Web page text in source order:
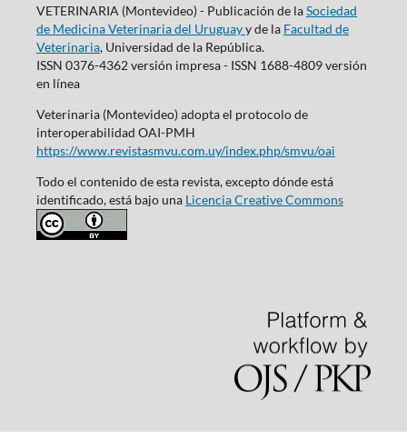
VETERINARIA (Montevideo) - Publicación de laSociedad
de Medicina Veterinaria del Uruguayy de la Facultad de
Veterinaria, Universidad de la República.
ISSN 0376-4362 versión impresa - ISSN 1688-4809 versión
en línea
Veterinaria (Montevideo) adopta el protocolo de
interoperabilidad OAI-PMH
https://www.revistasmvu.com.uy/index.php/smvu/oai
Todo el contenido de esta revista, excepto dónde está
identificado, está bajo una Licencia Creative Commons